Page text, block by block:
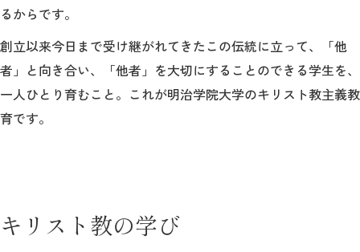
アクセス
キャンパス
案内
入試情報
お問合わせ 取材・撮影 資料請求
るからです。
創立以来今日まで受け継がれてきたこの伝統に立って、「他
者」と向き合い、「他者」を大切にすることのできる学生を、
一人ひとり育むこと。これが明治学院大学のキリスト教主義教
育です。
キリスト教の学び